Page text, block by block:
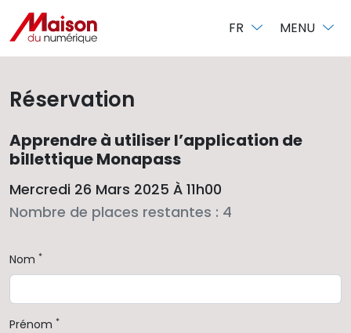
FR MENU
Réservation
Apprendre à utiliser l’application de
billettique Monapass
Mercredi 26 Mars 2025 À 11h00
Nombre de places restantes : 4
Nom *
Prénom *